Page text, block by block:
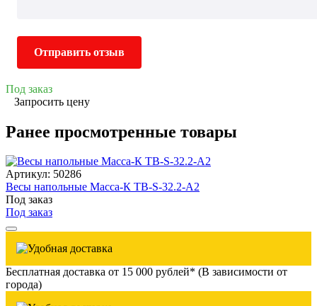
Отправить отзыв
Под заказ
Запросить цену
Ранее просмотренные товары
Артикул: 50286
Весы напольные Масса-К TB-S-32.2-A2
Под заказ
Под заказ
Бесплатная доставка от 15 000 рублей* (В зависимости от
города)